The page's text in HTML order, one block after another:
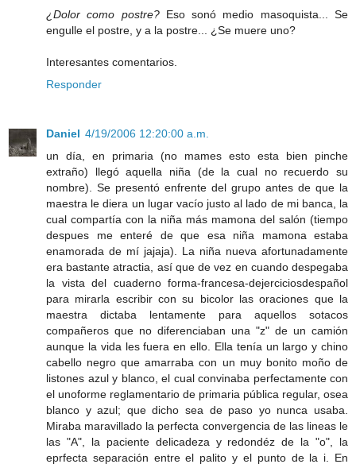
¿Dolor como postre?Eso sonó medio masoquista... Se
engulle el postre, y a la postre... ¿Se muere uno?
Interesantes comentarios.
Responder
Daniel 4/19/2006 12:20:00 a.m.
un día, en primaria (no mames esto esta bien pinche
extraño) llegó aquella niña (de la cual no recuerdo su
nombre). Se presentó enfrente del grupo antes de que la
maestra le diera un lugar vacío justo al lado de mi banca, la
cual compartía con la niña más mamona del salón (tiempo
despues me enteré de que esa niña mamona estaba
enamorada de mí jajaja). La niña nueva afortunadamente
era bastante atractia, así que de vez en cuando despegaba
la vista del cuaderno forma-francesa-dejerciciosdespañol
para mirarla escribir con su bicolor las oraciones que la
maestra dictaba lentamente para aquellos sotacos
compañeros que no diferenciaban una "z" de un camión
aunque la vida les fuera en ello. Ella tenía un largo y chino
cabello negro que amarraba con un muy bonito moño de
listones azul y blanco, el cual convinaba perfectamente con
el unoforme reglamentario de primaria pública regular, osea
blanco y azul; que dicho sea de paso yo nunca usaba.
Miraba maravillado la perfecta convergencia de las lineas le
las "A", la paciente delicadeza y redondéz de la "o", la
eprfecta separación entre el palito y el punto de la i. En